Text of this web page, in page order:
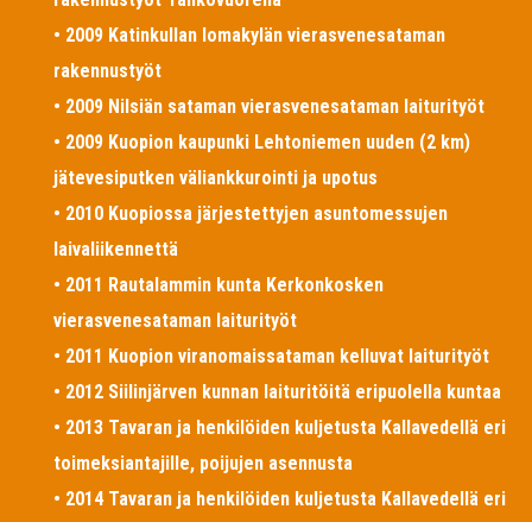
• 2009 Katinkullan lomakylän vierasvenesataman
rakennustyöt
• 2009 Nilsiän sataman vierasvenesataman laiturityöt
• 2009 Kuopion kaupunki Lehtoniemen uuden (2 km)
jätevesiputken väliankkurointi ja upotus
• 2010 Kuopiossa järjestettyjen asuntomessujen
laivaliikennettä
• 2011 Rautalammin kunta Kerkonkosken
vierasvenesataman laiturityöt
• 2011 Kuopion viranomaissataman kelluvat laiturityöt
• 2012 Siilinjärven kunnan laituritöitä eripuolella kuntaa
• 2013 Tavaran ja henkilöiden kuljetusta Kallavedellä eri
toimeksiantajille, poijujen asennusta
• 2014 Tavaran ja henkilöiden kuljetusta Kallavedellä eri